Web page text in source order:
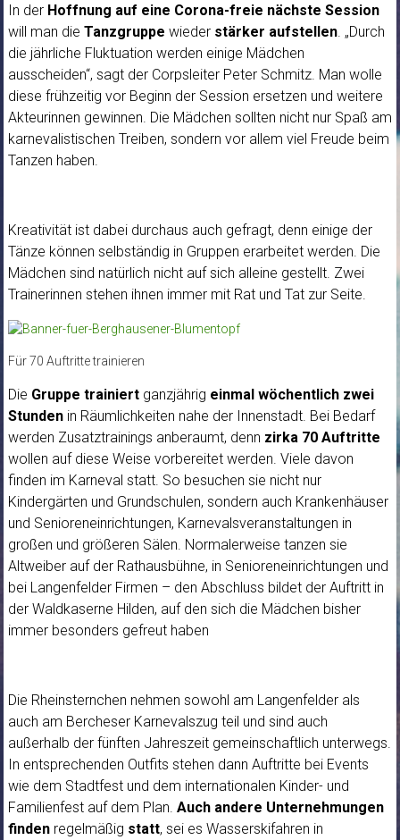
In der Hoffnung auf eine Corona-freie nächste Session
will man die Tanzgruppe wieder stärker aufstellen. „Durch
die jährliche Fluktuation werden einige Mädchen
ausscheiden“, sagt der Corpsleiter Peter Schmitz. Man wolle
diese frühzeitig vor Beginn der Session ersetzen und weitere
Akteurinnen gewinnen. Die Mädchen sollten nicht nur Spaß am
karnevalistischen Treiben, sondern vor allem viel Freude beim
Tanzen haben.
Kreativität ist dabei durchaus auch gefragt, denn einige der
Tänze können selbständig in Gruppen erarbeitet werden. Die
Mädchen sind natürlich nicht auf sich alleine gestellt. Zwei
Trainerinnen stehen ihnen immer mit Rat und Tat zur Seite.
Für 70 Auftritte trainieren
Die Gruppe trainiertganzjährig einmal wöchentlich zwei
Stundenin Räumlichkeiten nahe der Innenstadt. Bei Bedarf
werden Zusatztrainings anberaumt, denn zirka 70 Auftritte
wollen auf diese Weise vorbereitet werden. Viele davon
finden im Karneval statt. So besuchen sie nicht nur
Kindergärten und Grundschulen, sondern auch Krankenhäuser
und Senioreneinrichtungen, Karnevalsveranstaltungen in
großen und größeren Sälen. Normalerweise tanzen sie
Altweiber auf der Rathausbühne, in Senioreneinrichtungen und
bei Langenfelder Firmen – den Abschluss bildet der Auftritt in
der Waldkaserne Hilden, auf den sich die Mädchen bisher
immer besonders gefreut haben
Die Rheinsternchen nehmen sowohl am Langenfelder als
auch am Bercheser Karnevalszug teil und sind auch
außerhalb der fünften Jahreszeit gemeinschaftlich unterwegs.
In entsprechenden Outfits stehen dann Auftritte bei Events
wie dem Stadtfest und dem internationalen Kinder- und
Familienfest auf dem Plan. Auch andere Unternehmungen
findenregelmäßig statt, sei es Wasserskifahren in